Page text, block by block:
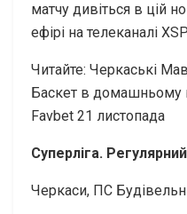
матчу дивіться в цій
ефірі на телеканалі
Читайте: Черкаські
Баскет в домашньому
Favbet 21 листопада
Суперліга.
Черкаси, ПС